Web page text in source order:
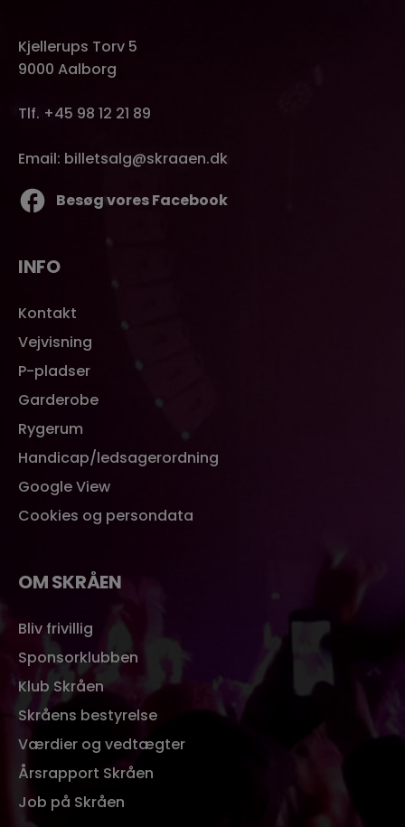
Kjellerups Torv 5
9000 Aalborg
Tlf. +45 98 12 21 89
Email: billetsalg@skraaen.dk
Besøg vores Facebook
INFO
Kontakt
Vejvisning
P-pladser
Garderobe
Rygerum
Handicap/ledsagerordning
Google View
Cookies og persondata
OM SKRÅEN
Bliv frivillig
Sponsorklubben
Klub Skråen
Skråens bestyrelse
Værdier og vedtægter
Årsrapport Skråen
Job på Skråen